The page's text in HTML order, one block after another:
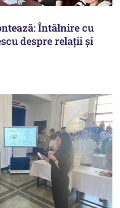
Întâlnire cu
despre relații și